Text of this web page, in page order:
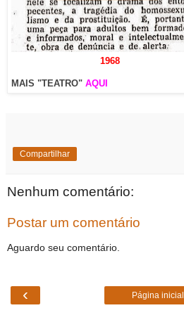
1968
MAIS "TEATRO" AQUI
Compartilhar
Nenhum comentário:
Postar um comentário
Aguardo seu comentário.
‹ Página inicial